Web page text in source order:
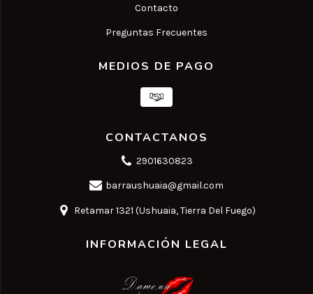
Contacto
Preguntas Frecuentes
MEDIOS DE PAGO
CONTACTANOS
2901630823
barraushuaia@gmail.com
Retamar 1321 (Ushuaia, Tierra Del Fuego)
INFORMACIÓN LEGAL